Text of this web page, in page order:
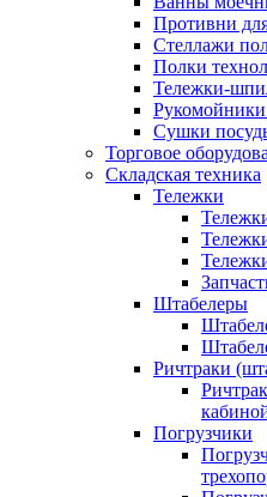
Противни
Стеллажи
Полки
Тележки-
Рукомойники
Сушки
Торговое
Складская техника
Тележки
Штабелеры
Ричтраки
Погрузчики